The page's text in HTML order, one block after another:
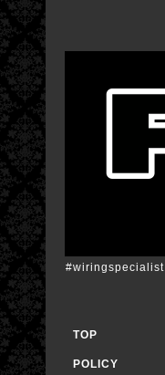
#wiringspecialist
TOP
POLICY